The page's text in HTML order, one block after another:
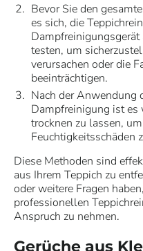
Bevor Sie den
es sich, die
testen, um
verursachen oder die
beeinträchtigen.
Nach der Anwendung
Dampfreinigung ist es
trocknen zu lassen,
Feuchtigkeitsschäden
Diese Methoden sind
aus Ihrem Teppich zu
oder weitere Fragen
professionellen
Anspruch zu nehmen.
Gerüche aus